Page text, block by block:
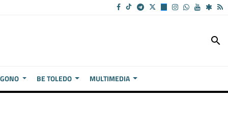
search
BE TOLEDO MULTIMEDIA